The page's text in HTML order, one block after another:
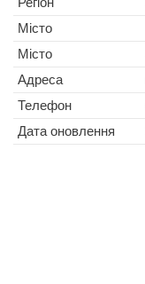
Місто
Місто
Адреса
Телефон
Дата оновлення